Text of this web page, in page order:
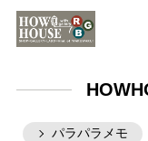
パラパラメモ